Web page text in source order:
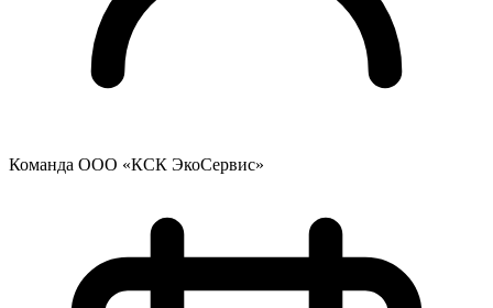
Команда ООО «КСК ЭкоСервис»